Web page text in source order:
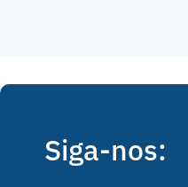
Siga-nos: